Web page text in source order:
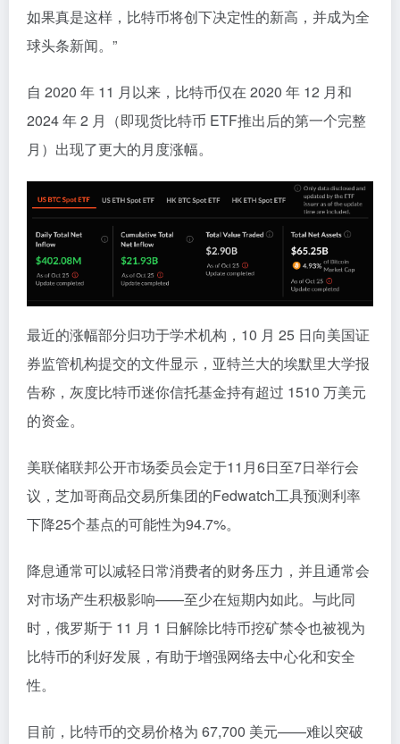
如果真是这样，比特币将创下决定性的新高，并成为全
球头条新闻。”
自 2020 年 11 月以来，比特币仅在 2020 年 12 月和
2024 年 2 月（即现货比特币 ETF推出后的第一个完整
月）出现了更大的月度涨幅。
最近的涨幅部分归功于学术机构，10 月 25 日向美国证
券监管机构提交的文件显示，亚特兰大的埃默里大学报
告称，灰度比特币迷你信托基金持有超过 1510 万美元
的资金。
美联储联邦公开市场委员会定于11月6日至7日举行会
议，芝加哥商品交易所集团的Fedwatch工具预测利率
下降25个基点的可能性为94.7%。
降息通常可以减轻日常消费者的财务压力，并且通常会
对市场产生积极影响——至少在短期内如此。与此同
时，俄罗斯于 11 月 1 日解除比特币挖矿禁令也被视为
比特币的利好发展，有助于增强网络去中心化和安全
性。
目前，比特币的交易价格为 67,700 美元——难以突破